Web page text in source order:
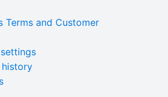
Terms and Customer